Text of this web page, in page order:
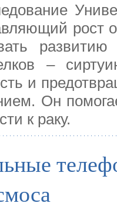
рост
–
и
Он
к раку.